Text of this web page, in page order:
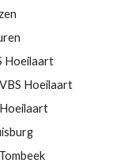
Hoeilaart
Hoeilaart